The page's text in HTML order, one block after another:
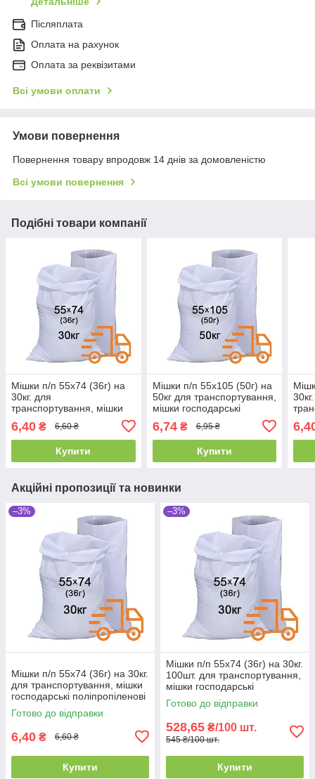
Післяплата
Оплата на рахунок
Оплата за реквізитами
Всі умови оплати
Умови повернення
Повернення товару впродовж 14 днів за домовленістю
Всі умови повернення
Подібні товари компанії
Мішки п/п 55x74 (36г) на
30кг. для
транспортування, мішки
поліпропіленові
6,40 ₴ 6,60 ₴
Купити
Мішки п/п 55x105 (50г) на
50кг для транспортування,
мішки господарські
6,74₴ 6,95 ₴
Купити
Акційні пропозиції та новинки
–3%
Мішки п/п 55x74 (36г) на 30кг.
для транспортування, мішки
господарські поліпропіленові
Готово до відправки
6,40 ₴ 6,60 ₴
Купити
–3%
Мішки п/п 55x74 (36г) на 30кг.
100шт. для транспортування,
мішки господарські
поліпропіленові
Готово до відправки
528,65 ₴/100 шт.
545 ₴/100 шт.
Купити